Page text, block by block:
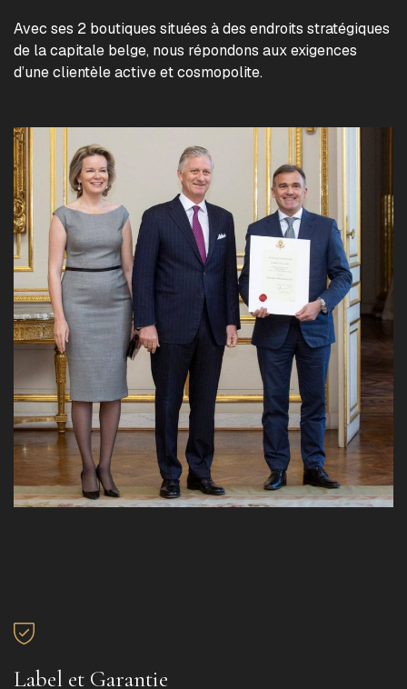
Avec ses 2 boutiques situées à des endroits stratégiques
de la capitale belge, nous répondons aux exigences
d’une clientèle active et cosmopolite.
Label et Garantie